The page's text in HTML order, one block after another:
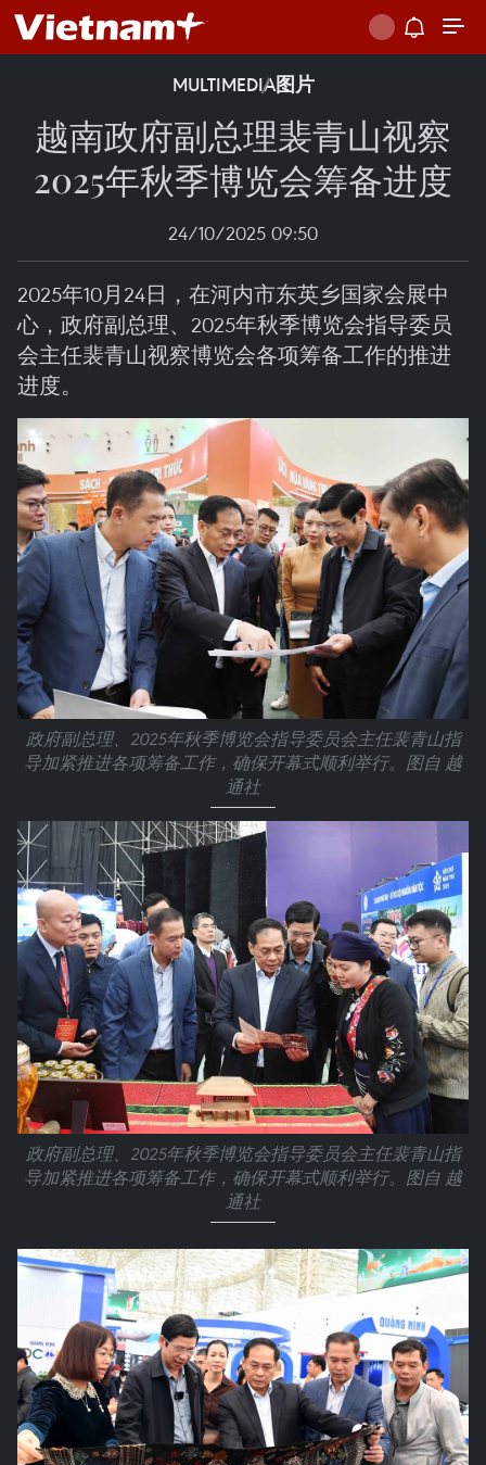
MULTIMEDIA图片
越南政府副总理裴青山视察
2025年秋季博览会筹备进度
24/10/2025 09:50
2025年10月24日，在河内市东英乡国家会展中
心，政府副总理、2025年秋季博览会指导委员
会主任裴青山视察博览会各项筹备工作的推进
进度。
政府副总理、2025年秋季博览会指导委员会主任裴青山指
导加紧推进各项筹备工作，确保开幕式顺利举行。图自 越
通社
政府副总理、2025年秋季博览会指导委员会主任裴青山指
导加紧推进各项筹备工作，确保开幕式顺利举行。图自 越
通社